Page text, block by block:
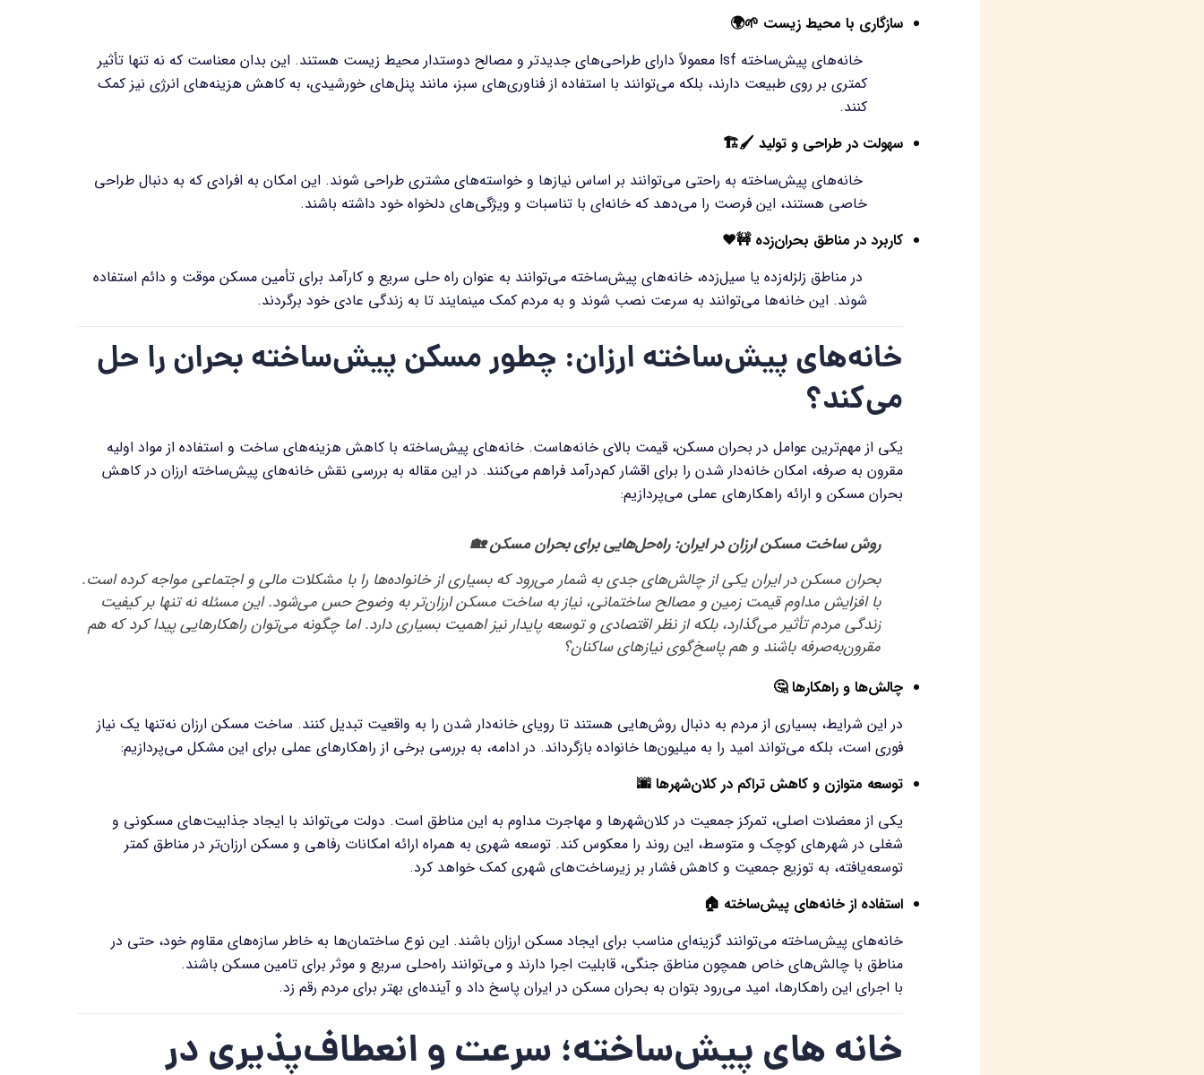
سازگاری با محیط زیست 🌱🌍
خانه‌های پیش‌ساخته
lsf معمولاً دارای طراحی‌های جدیدتر و مصالح دوستدار محیط زیست هستند. این بدان معناست که نه تنها تأثیر
کمتری بر روی طبیعت دارند، بلکه می‌توانند با استفاده از فناوری‌های سبز، مانند پنل‌های خورشیدی، به کاهش هزینه‌های انرژی نیز کمک
کنند.
سهولت در طراحی و تولید 🖌
🏗
خانه‌های پیش‌ساخته به راحتی می‌توانند بر اساس نیازها و خواسته‌های مشتری طراحی شوند. این امکان به افرادی که به دنبال طراحی
خاصی هستند، این فرصت را می‌دهد که خانه‌ای با تناسبات و ویژگی‌های دلخواه خود داشته باشند.
کاربرد در مناطق بحران‌زده 🚧❤️
در مناطق زلزله‌زده یا سیل‌زده، خانه‌های پیش‌ساخته می‌توانند به عنوان راه حلی سریع و کارآمد برای تأمین مسکن موقت و دائم استفاده
شوند. این خانه‌ها می‌توانند به سرعت نصب شوند و به مردم کمک مینمایند تا به زندگی عادی خود برگردند.
خانه‌های پیش‌ساخته ارزان: چطور مسکن پیش‌ساخته بحران را حل
می‌کند؟
یکی از مهم‌ترین عوامل در بحران مسکن، قیمت بالای خانه‌هاست. خانه‌های پیش‌ساخته با کاهش هزینه‌های ساخت و استفاده از مواد اولیه
مقرون به صرفه، امکان خانه‌دار شدن را برای اقشار کم‌درآمد فراهم می‌کنند. در این مقاله به بررسی نقش خانه‌های پیش‌ساخته ارزان در کاهش
بحران مسکن و ارائه راهکارهای عملی می‌پردازیم:
روش‌ ساخت مسکن ارزان در ایران: راه‌حل‌هایی برای بحران مسکن🏡
بحران مسکن در ایران یکی از چالش‌های جدی به شمار می‌رود که بسیاری از خانواده‌ها را با مشکلات مالی و اجتماعی مواجه کرده است.
با افزایش مداوم قیمت زمین و مصالح ساختمانی، نیاز به ساخت مسکن ارزان‌تر به وضوح حس می‌شود. این مسئله نه تنها بر کیفیت
زندگی مردم تأثیر می‌گذارد، بلکه از نظر اقتصادی و توسعه پایدار نیز اهمیت بسیاری دارد. اما چگونه می‌توان راهکارهایی پیدا کرد که هم
مقرون‌به‌صرفه باشند و هم پاسخ‌گوی نیازهای ساکنان؟
چالش‌ها و راهکارها 🤔
در این شرایط، بسیاری از مردم به دنبال روش‌هایی هستند تا رویای خانه‌دار شدن را به واقعیت تبدیل کنند. ساخت مسکن ارزان نه‌تنها یک نیاز
فوری است، بلکه می‌تواند امید را به میلیون‌ها خانواده بازگرداند. در ادامه، به بررسی برخی از راهکارهای عملی برای این مشکل می‌پردازیم:
توسعه متوازن و کاهش تراکم در کلان‌شهرها 🌆
یکی از معضلات اصلی، تمرکز جمعیت در کلان‌شهرها و مهاجرت مداوم به این مناطق است. دولت می‌تواند با ایجاد جذابیت‌های مسکونی و
شغلی در شهرهای کوچک و متوسط، این روند را معکوس کند. توسعه شهری به همراه ارائه امکانات رفاهی و مسکن ارزان‌تر در مناطق کمتر
توسعه‌یافته، به توزیع جمعیت و کاهش فشار بر زیرساخت‌های شهری کمک خواهد کرد.
استفاده از خانه‌های پیش‌ساخته 🏠
خانه‌های پیش‌ساخته می‌توانند گزینه‌ای مناسب برای ایجاد مسکن ارزان باشند. این نوع ساختمان‌ها به خاطر سازه‌های مقاوم خود، حتی در
مناطق با چالش‌های خاص همچون مناطق جنگی، قابلیت اجرا دارند و می‌توانند راه‌حلی سریع و موثر برای تامین مسکن باشند.
با اجرای این راهکارها، امید می‌رود بتوان به بحران مسکن در ایران پاسخ داد و آینده‌ای بهتر برای مردم رقم زد.
خانه های پیش‌ساخته؛ سرعت و انعطاف‌پذیری در